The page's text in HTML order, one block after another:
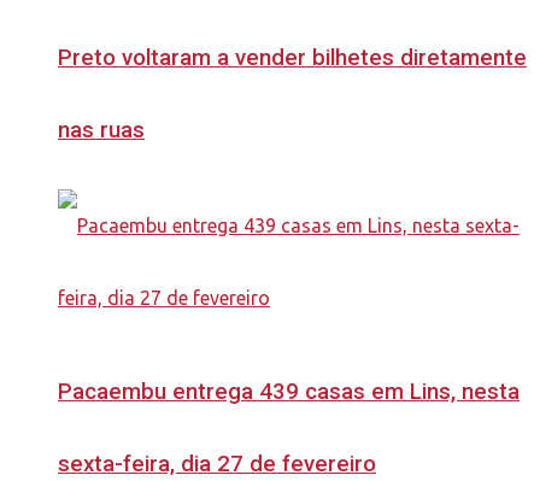
Preto voltaram a vender bilhetes diretamente
nas ruas
Pacaembu entrega 439 casas em Lins, nesta
sexta-feira, dia 27 de fevereiro